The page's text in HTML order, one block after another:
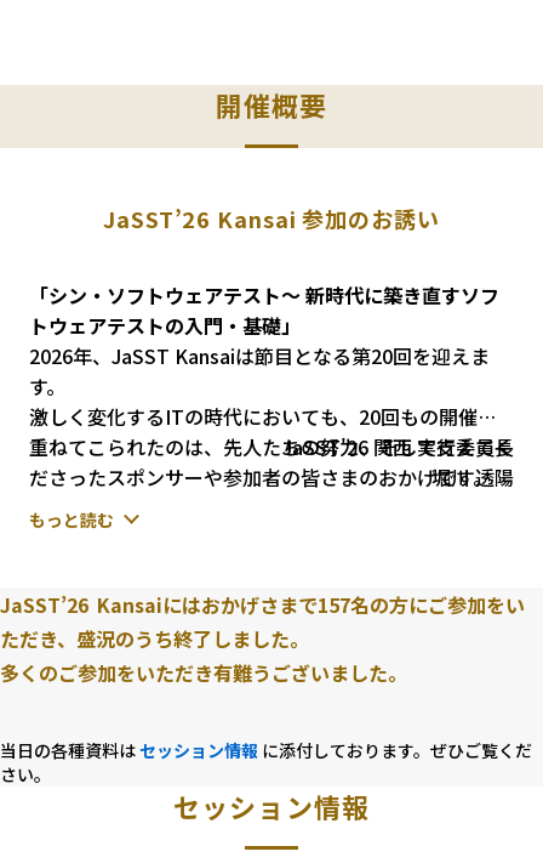
開催概要
JaSST’26 Kansai 参加のお誘い
「シン・ソフトウェアテスト～ 新時代に築き直すソフ
トウェアテストの入門・基礎」
2026年、JaSST Kansaiは節目となる第20回を迎えま
す。
激しく変化するITの時代においても、20回もの開催を
重ねてこられたのは、先人たちの努力、そして支えてく
ださったスポンサーや参加者の皆さまのおかげです。
私たちは、この節目を単なる通過点ではなく、特別な回
にしたいと考えました。
この20年の間に、関西の産業構造は大きく変化しまし
た。
これまで中心的な役割を担ってきた製造業も、いま大き
な転換期を迎えています。
は、テストや品質保証のあり方にも大きな影響を与え始
めています。
コード生成やテスト自動化が高度化する中で、
JaSST'26 関西 実行委員長
堀川 透陽
もっと読む
JaSST’26 Kansaiにはおかげさまで157名の方にご参加をい
ただき、盛況のうち終了しました。
多くのご参加をいただき有難うございました。
当日の各種資料はセッション情報 に添付しております。ぜひご覧くだ
さい。
セッション情報